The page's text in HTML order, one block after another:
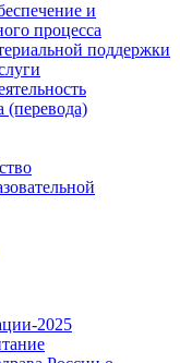
и
процесса
поддержки
(перевода)
2025